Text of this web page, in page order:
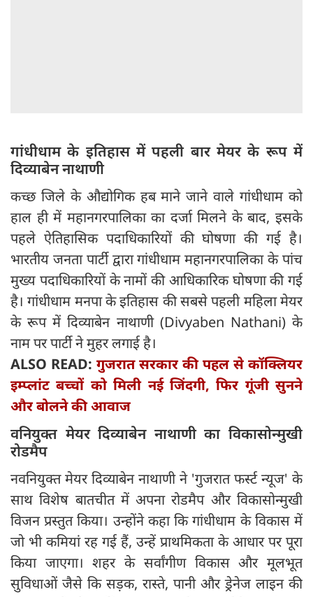
गांधीधाम के इतिहास में पहली बार मेयर के रूप में
दिव्याबेन नाथाणी
कच्छ जिले के औद्योगिक हब माने जाने वाले गांधीधाम को
हाल ही में महानगरपालिका का दर्जा मिलने के बाद, इसके
पहले ऐतिहासिक पदाधिकारियों की घोषणा की गई है।
भारतीय जनता पार्टी द्वारा गांधीधाम महानगरपालिका के पांच
मुख्य पदाधिकारियों के नामों की आधिकारिक घोषणा की गई
है। गांधीधाम मनपा के इतिहास की सबसे पहली महिला मेयर
के रूप में दिव्याबेन नाथाणी (Divyaben Nathani) के
नाम पर पार्टी ने मुहर लगाई है।
ALSO READ: गुजरात सरकार की पहल से कॉक्लियर
इम्प्लांट बच्चों को मिली नई जिंदगी, फिर गूंजी सुनने
और बोलने की आवाज
वनियुक्त मेयर दिव्याबेन नाथाणी का विकासोन्मुखी
रोडमैप
नवनियुक्त मेयर दिव्याबेन नाथाणी ने 'गुजरात फर्स्ट न्यूज' के
साथ विशेष बातचीत में अपना रोडमैप और विकासोन्मुखी
विजन प्रस्तुत किया। उन्होंने कहा कि गांधीधाम के विकास में
जो भी कमियां रह गई हैं, उन्हें प्राथमिकता के आधार पर पूरा
किया जाएगा। शहर के सर्वांगीण विकास और मूलभूत
सुविधाओं जैसे कि सड़क, रास्ते, पानी और ड्रेनेज लाइन की